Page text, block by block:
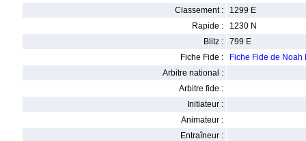
Classement :
1299 E
Rapide :
1230 N
Blitz :
799 E
Fiche Fide :
Fiche Fide de Noah
Arbitre national :
Arbitre fide :
Initiateur :
Animateur :
Entraîneur :